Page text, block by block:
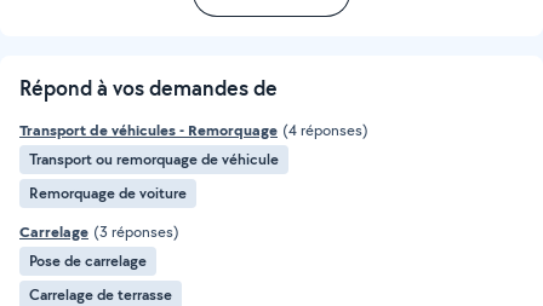
Répond à vos demandes de
Transport de véhicules - Remorquage (4 réponses)
Transport ou remorquage de véhicule
Remorquage de voiture
Carrelage (3 réponses)
Pose de carrelage
Carrelage de terrasse